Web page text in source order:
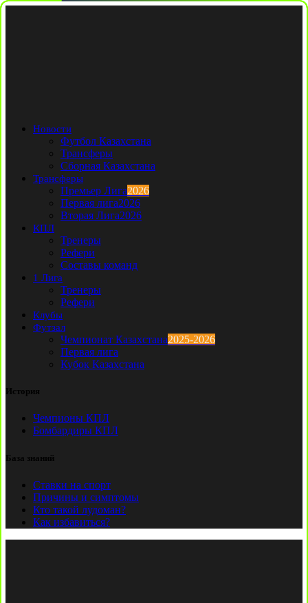
Новости
Футбол Казахстана
Трансферы
Сборная Казахстана
Трансферы
Премьер Лига2026
Первая лига2026
Вторая Лига2026
КПЛ
Тренеры
Рефери
Составы команд
1 Лига
Тренеры
Рефери
Клубы
Футзал
Чемпионат Казахстана2025-2026
Первая лига
Кубок Казахстана
История
Чемпионы КПЛ
Бомбардиры КПЛ
База знаний
Ставки на спорт
Причины и симптомы
Кто такой лудоман?
Как избавиться?